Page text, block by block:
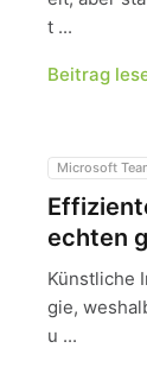
t ...
Beitrag
Microsoft
echten
Künstliche
gie,
u ...